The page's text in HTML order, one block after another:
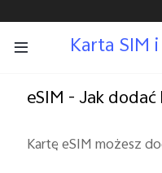
Karta SIM
eSIM - Jak
Kartę eSIM możesz